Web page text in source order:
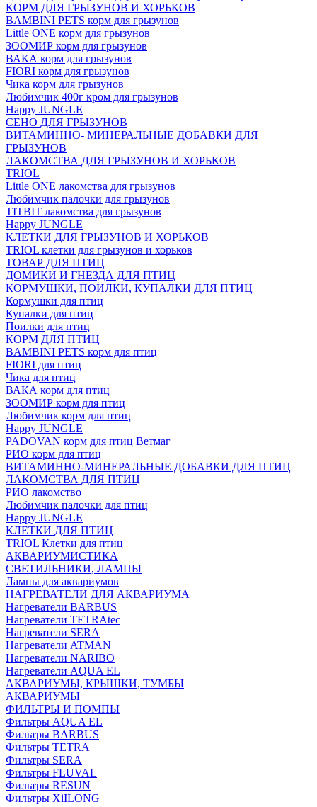
КОРМ ДЛЯ ГРЫЗУНОВ И ХОРЬКОВ
BAMBINI PETS корм для грызунов
Little ONE корм для грызунов
ЗООМИР корм для грызунов
ВАКА корм для грызунов
FIORI корм для грызунов
Чика корм для грызунов
Любимчик 400г кром для грызунов
Happy JUNGLE
СЕНО ДЛЯ ГРЫЗУНОВ
ВИТАМИННО- МИНЕРАЛЬНЫЕ ДОБАВКИ ДЛЯ
ГРЫЗУНОВ
ЛАКОМСТВА ДЛЯ ГРЫЗУНОВ И ХОРЬКОВ
TRIOL
Little ONE лакомства для грызунов
Любимчик палочки для грызунов
TITBIT лакомства для грызунов
Happy JUNGLE
КЛЕТКИ ДЛЯ ГРЫЗУНОВ И ХОРЬКОВ
TRIOL клетки для грызунов и хорьков
ТОВАР ДЛЯ ПТИЦ
ДОМИКИ И ГНЕЗДА ДЛЯ ПТИЦ
КОРМУШКИ, ПОИЛКИ, КУПАЛКИ ДЛЯ ПТИЦ
Кормушки для птиц
Купалки для птиц
Поилки для птиц
КОРМ ДЛЯ ПТИЦ
BAMBINI PETS корм для птиц
FIORI для птиц
Чика для птиц
ВАКА корм для птиц
ЗООМИР корм для птиц
Любимчик корм для птиц
Happy JUNGLE
PADOVAN корм для птиц Ветмаг
РИО корм для птиц
ВИТАМИННО-МИНЕРАЛЬНЫЕ ДОБАВКИ ДЛЯ ПТИЦ
ЛАКОМСТВА ДЛЯ ПТИЦ
РИО лакомство
Любимчик палочки для птиц
Happy JUNGLE
КЛЕТКИ ДЛЯ ПТИЦ
TRIOL Клетки для птиц
АКВАРИУМИСТИКА
СВЕТИЛЬНИКИ, ЛАМПЫ
Лампы для аквариумов
НАГРЕВАТЕЛИ ДЛЯ АКВАРИУМА
Нагреватели BARBUS
Нагреватели TETRAtec
Нагреватели SERA
Нагреватели ATMAN
Нагреватели NARIBO
Нагреватели AQUA EL
АКВАРИУМЫ, КРЫШКИ, ТУМБЫ
АКВАРИУМЫ
ФИЛЬТРЫ И ПОМПЫ
Фильтры AQUA EL
Фильтры BARBUS
Фильтры ТETRA
Фильтры SERA
Фильтры FLUVAL
Фильтры RESUN
Фильтры XiILONG